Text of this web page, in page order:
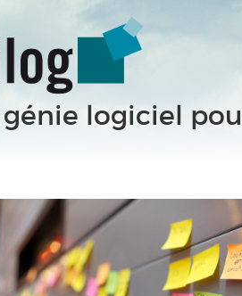
génie logiciel